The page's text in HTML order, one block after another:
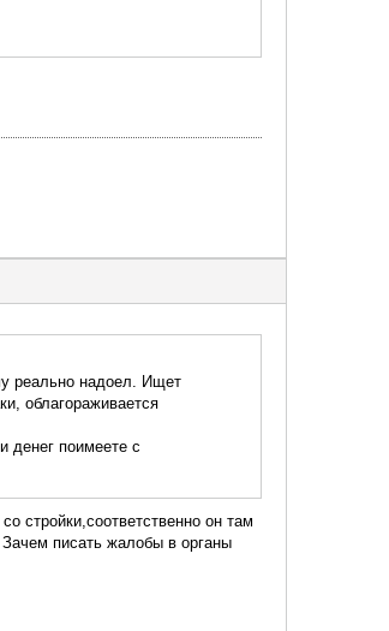
реально надоел. Ищет
облагораживается
денег поимеете с
стройки,соответственно он там
писать жалобы в органы